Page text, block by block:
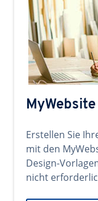
MyWebsite
Erstellen Sie
mit den
Design-
nicht